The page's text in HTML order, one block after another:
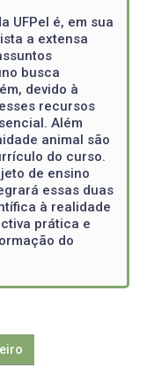
UFPel é, em sua
a extensa
busca
devido à
recursos
Além
animal são
do curso.
de ensino
essas duas
à realidade
prática e
do